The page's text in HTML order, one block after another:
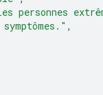
personnes
,